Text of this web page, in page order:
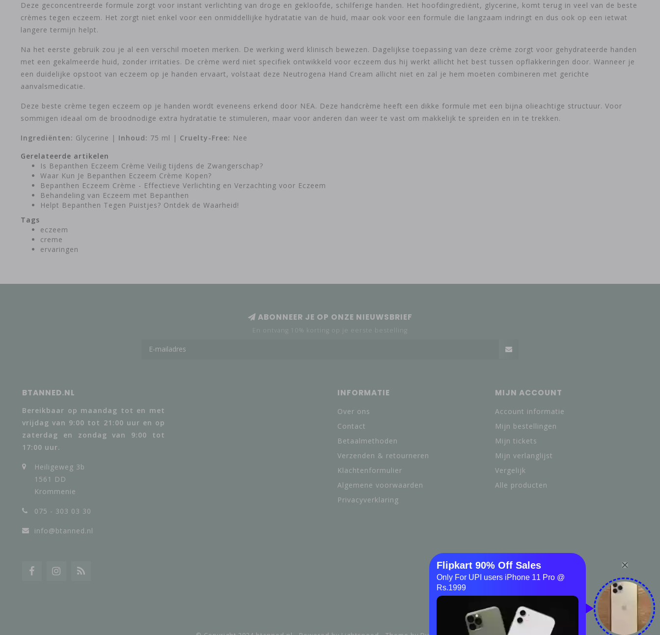
Deze geconcentreerde formule zorgt voor instant verlichting van droge en gekloofde, schilferige handen. Het hoofdingrediënt, glycerine, komt terug in veel van de beste
crèmes tegen eczeem. Het zorgt niet enkel voor een onmiddellijke hydratatie van de huid, maar ook voor een formule die langzaam indringt en dus ook op een ietwat
langere termijn helpt.
Na het eerste gebruik zou je al een verschil moeten merken. De werking werd klinisch bewezen. Dagelijkse toepassing van deze crème zorgt voor gehydrateerde handen
met een gekalmeerde huid, zonder irritaties. De crème werd niet specifiek ontwikkeld voor eczeem dus hij werkt allicht het best tussen opflakkeringen door. Wanneer je
een duidelijke opstoot van eczeem op je handen ervaart, volstaat deze Neutrogena Hand Cream allicht niet en zal je hem moeten combineren met gerichte
aanvalsmedicatie.
Deze beste crème tegen eczeem op je handen wordt eveneens erkend door NEA. Deze handcrème heeft een dikke formule met een bijna olieachtige structuur. Voor
sommigen ideaal om de broodnodige extra hydratatie te stimuleren, maar voor anderen dan weer te vast om makkelijk te spreiden en in te trekken.
Ingrediënten: Glycerine | Inhoud: 75 ml | Cruelty-Free: Nee
Gerelateerde artikelen
Is Bepanthen Eczeem Crème Veilig tijdens de Zwangerschap?
Waar Kun Je Bepanthen Eczeem Crème Kopen?
Bepanthen Eczeem Crème - Effectieve Verlichting en Verzachting voor Eczeem
Behandeling van Eczeem met Bepanthen
Helpt Bepanthen Tegen Puistjes? Ontdek de Waarheid!
Tags
eczeem
creme
ervaringen
ABONNEER JE OP ONZE NIEUWSBRIEF
En ontvang 10% korting op je eerste bestelling
BTANNED.NL
Bereikbaar op maandag tot en met
vrijdag van 9:00 tot 21:00 uur en op
zaterdag en zondag van 9:00 tot
17:00 uur.
Heiligeweg 3b
1561 DD
Krommenie
075 - 303 03 30
info@btanned.nl
INFORMATIE
Over ons
Contact
Betaalmethoden
Verzenden & retourneren
Klachtenformulier
Algemene voorwaarden
Privacyverklaring
MIJN ACCOUNT
Account informatie
Mijn bestellingen
Mijn tickets
Mijn verlanglijst
Vergelijk
Alle producten